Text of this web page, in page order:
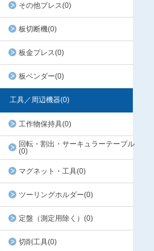
その他プレス(0)
板切断機(0)
板金プレス(0)
板ベンダー(0)
工具／周辺機器(0)
工作物保持具(0)
回転・割出・サーキュラーテーブル
(0)
マグネット・工具(0)
ツーリングホルダー(0)
定盤（測定用除く）(0)
切削工具(0)